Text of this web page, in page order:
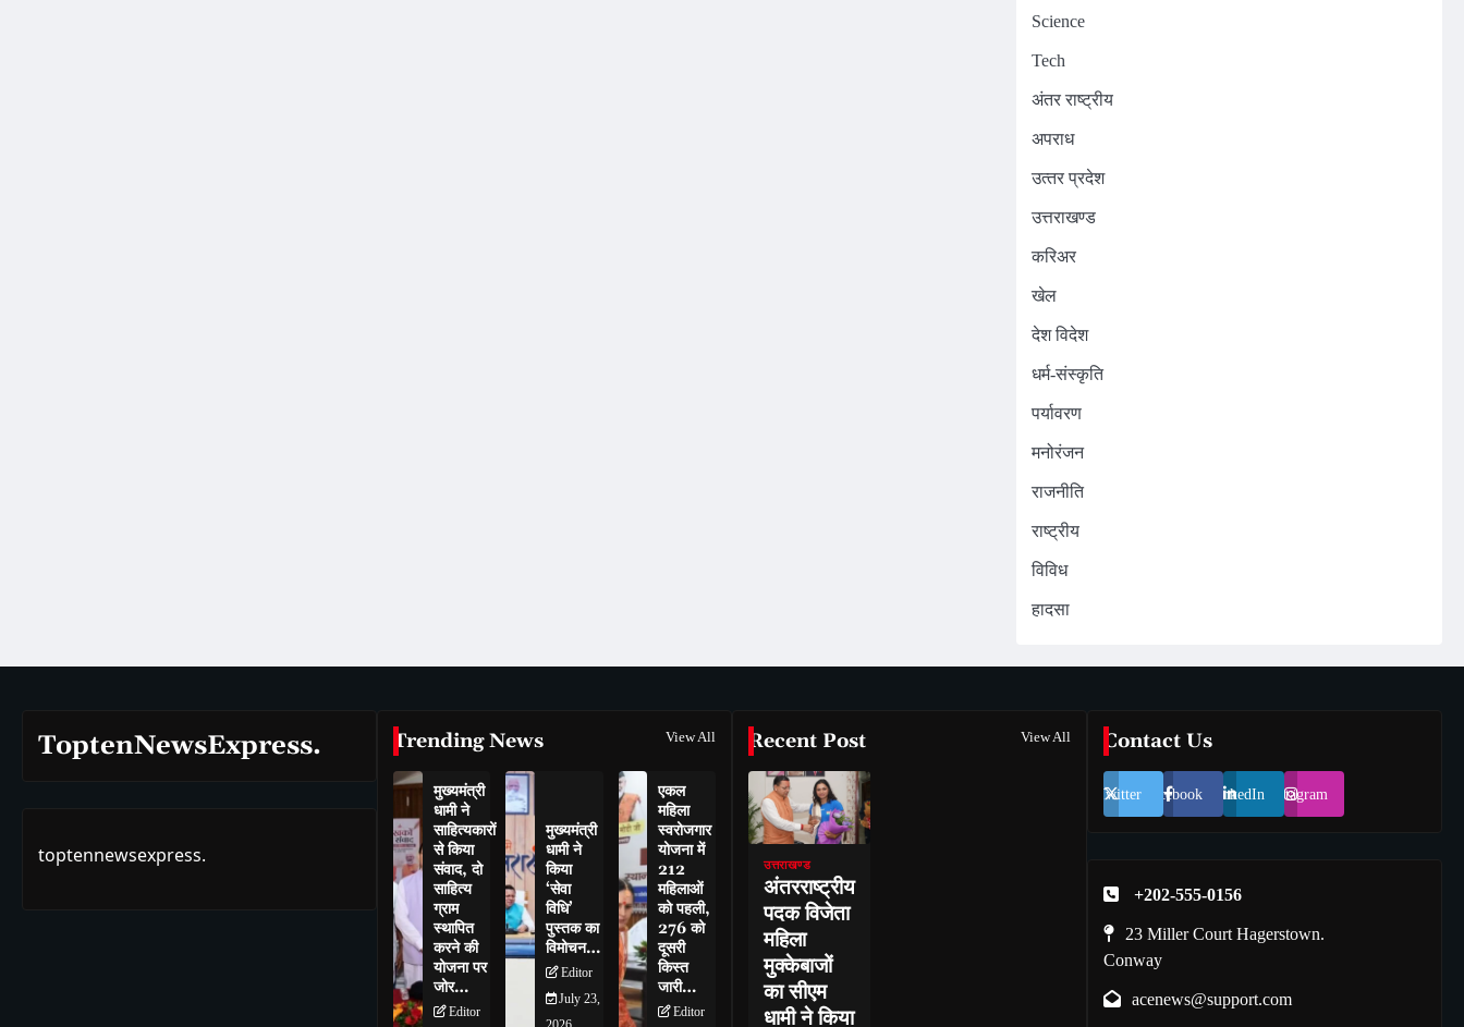
Science
Tech
अंतर राष्ट्रीय
अपराध
उत्‍तर प्रदेश
उत्तराखण्ड
करिअर
खेल
देश विदेश
धर्म-संस्कृति
पर्यावरण
मनोरंजन
राजनीति
राष्ट्रीय
विविध
हादसा
ToptenNewsExpress.
toptennewsexpress.
Trending News View All
मुख्यमंत्री
धामी ने
साहित्यकारों
से किया
संवाद, दो
साहित्य
ग्राम
स्थापित
करने की
योजना पर
जोर…
Editor
मुख्यमंत्री
धामी ने
किया
‘सेवा
विधि’
पुस्तक का
विमोचन…
Editor
July 23,
एकल
महिला
स्वरोजगार
योजना में
212
महिलाओं
को पहली,
276 को
दूसरी
किस्त
जारी…
Editor
Recent Post View All
उत्तराखण्ड
अंतरराष्ट्रीय
पदक विजेता
महिला
मुक्केबाजों
का सीएम
धामी ने किया
Contact Us
Twitter Facebook LinkedIn Instagram
+202-555-0156
23 Miller Court Hagerstown.
Conway
acenews@support.com